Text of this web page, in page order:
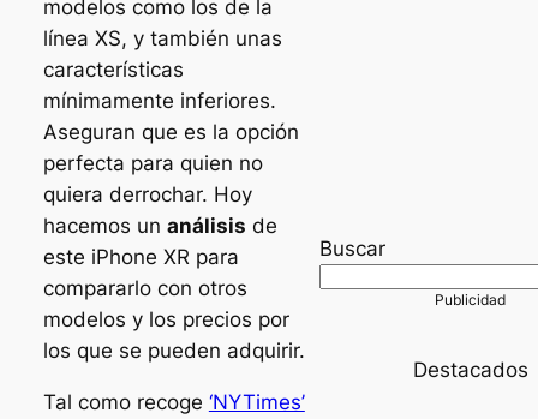
modelos como los de la
línea XS, y también unas
características
mínimamente inferiores.
Aseguran que es la opción
perfecta para quien no
quiera derrochar. Hoy
hacemos un análisis de
este iPhone XR para
compararlo con otros
modelos y los precios por
los que se pueden adquirir.
Tal como recoge ‘NYTimes’
Buscar
Destacados